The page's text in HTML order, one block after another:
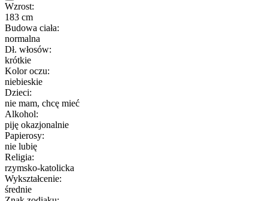
Wzrost:
183 cm
Budowa ciała:
normalna
Dł. włosów:
krótkie
Kolor oczu:
niebieskie
Dzieci:
nie mam, chcę mieć
Alkohol:
piję okazjonalnie
Papierosy:
nie lubię
Religia:
rzymsko-katolicka
Wykształcenie:
średnie